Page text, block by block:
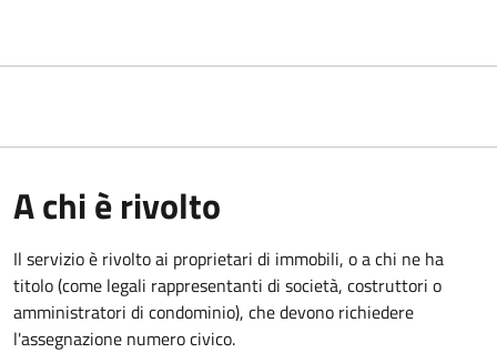
A chi è rivolto
Il servizio è rivolto ai proprietari di immobili, o a chi ne ha
titolo (come legali rappresentanti di società, costruttori o
amministratori di condominio), che devono richiedere
l'assegnazione numero civico.